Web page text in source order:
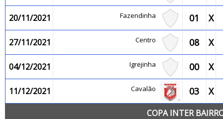
20/11/2021 Fazendinha 01 X
27/11/2021 Centro 08 X
04/12/2021 Igrejinha 00 X
11/12/2021 Cavalão 03 X
COPA INTER